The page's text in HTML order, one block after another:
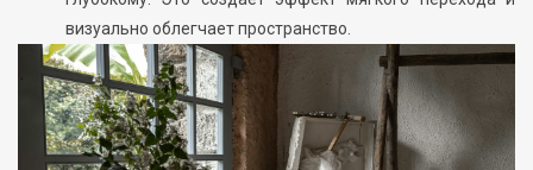
визуально облегчает пространство.